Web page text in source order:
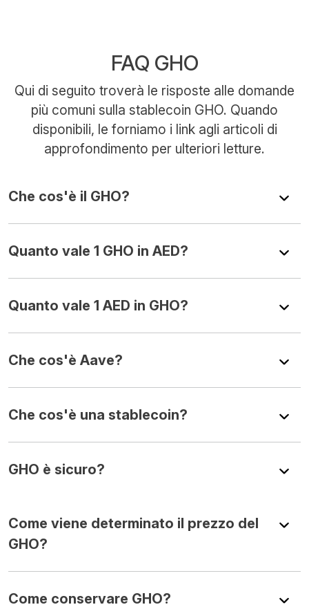
FAQ GHO
Qui di seguito troverà le risposte alle domande
più comuni sulla stablecoin GHO. Quando
disponibili, le forniamo i link agli articoli di
approfondimento per ulteriori letture.
Che cos'è il GHO?
Quanto vale 1 GHO in AED?
Quanto vale 1 AED in GHO?
Che cos'è Aave?
Che cos'è una stablecoin?
GHO è sicuro?
Come viene determinato il prezzo del
GHO?
Come conservare GHO?